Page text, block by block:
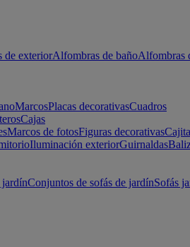
de exteriorAlfombras de bañoAlfombras
MarcosPlacas decorativasCuadros
Cajas
Marcos de fotosFiguras decorativas
Iluminación exteriorGuirnaldas
jardínConjuntos de sofás de jardínSofás